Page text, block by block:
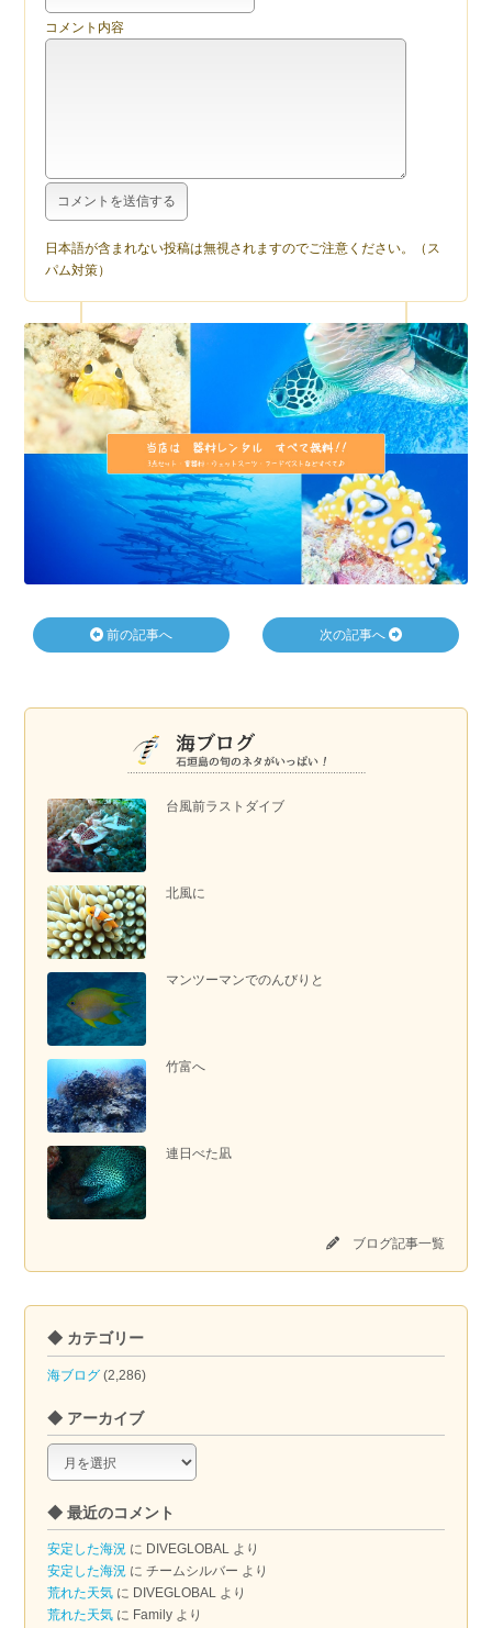
台風前ラストダイブ
北風に
マンツーマンでのんびりと
竹富へ
連日べた凪
ブログ記事一覧
◆ カテゴリー
海ブログ (2,286)
◆ アーカイブ
◆
ア
カ
イ
ブ
◆ 最近のコメント
安定した海況 に DIVEGLOBAL より
安定した海況 にチームシルバー より
荒れた天気 に DIVEGLOBAL より
荒れた天気 に Family より
コメント内容
日本語が含まれない投稿は無視されますのでご注意ください。（ス
パム対策）
前の記事へ 次の記事へ